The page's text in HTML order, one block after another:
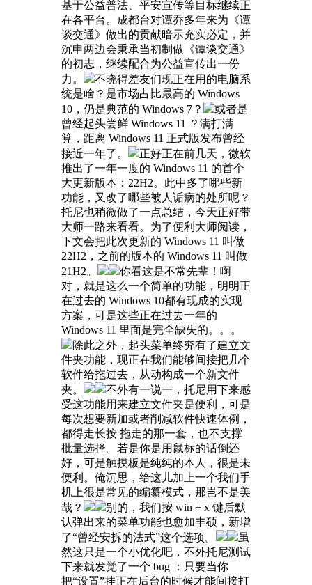
基于公益普法、平安宣传等目标继续正
在各平台。成都台对谭乔多年来为《谭
谈交通》做出的贡献暗示充实必定，并
沉申两边会秉承当初制做《谭谈交通》
的初志，继续配合为公益宣传出一份
力。
不晓得差友们现正在用的电脑系
统是啥？是市场占比最高的 Windows
10，仍是典范的 Windows 7？
或者是
曾经起头尝鲜 Windows 11 ？满打满
算，距离 Windows 11 正式版发布曾经
接近一年了。
正好正在前几天，微软
推出了一年一度的 Windows 11 的首个
大更新版本：22H2。此中多了哪些新
功能，又改了哪些被人诟病的处所呢？
托尼也稍微做了一点总结，今天正好带
大师一路来看看。为了便利大师阅读，
下文会把此次更新的 Windows 11 叫做
22H2，之前的版本的 Windows 11 叫做
21H2。
你看这是不常先辈！啊
对，就是这么一个简单的功能，明明正
在过去的 Windows 10都有现成的实现
方案，可是这些正在过去一年的
Windows 11 里面是完全缺失的。。。
除此之外，起头菜单终究有了建立文
件夹功能，现正在我们能够间接把几个
软件给拖过去，从动构成一个新文件
夹。
不外有一说一，托尼用下来感
受这功能用来建立文件夹是便利，可是
每次想要新加或者削减软件快速体例，
都得走长按 拖走的那一套，也不支撑
批量选择。若是你是用鼠标的话倒还
好，可是触摸板是纯纯的本人，很是未
便利。俺沉思，给这儿加上一个我们手
机上很是常见的编纂模式，那岂不是美
哉？
别的，我们按 win + x 键后默
认弹出来的菜单功能也愈加丰硕，新增
了“曾经安拆的法式”这个选项。
虽
然这只是一个小优化吧，不外托尼测试
下来就发觉了一个 bug ：只要当你
把“设置”挂正在后台的时候才能间接打